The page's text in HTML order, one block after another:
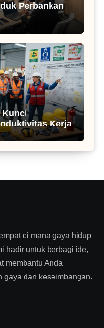
Perbankan
Kunci
Kerja
di mana gaya hidup
hadir untuk berbagi ide,
membantu Anda
gaya dan keseimbangan.